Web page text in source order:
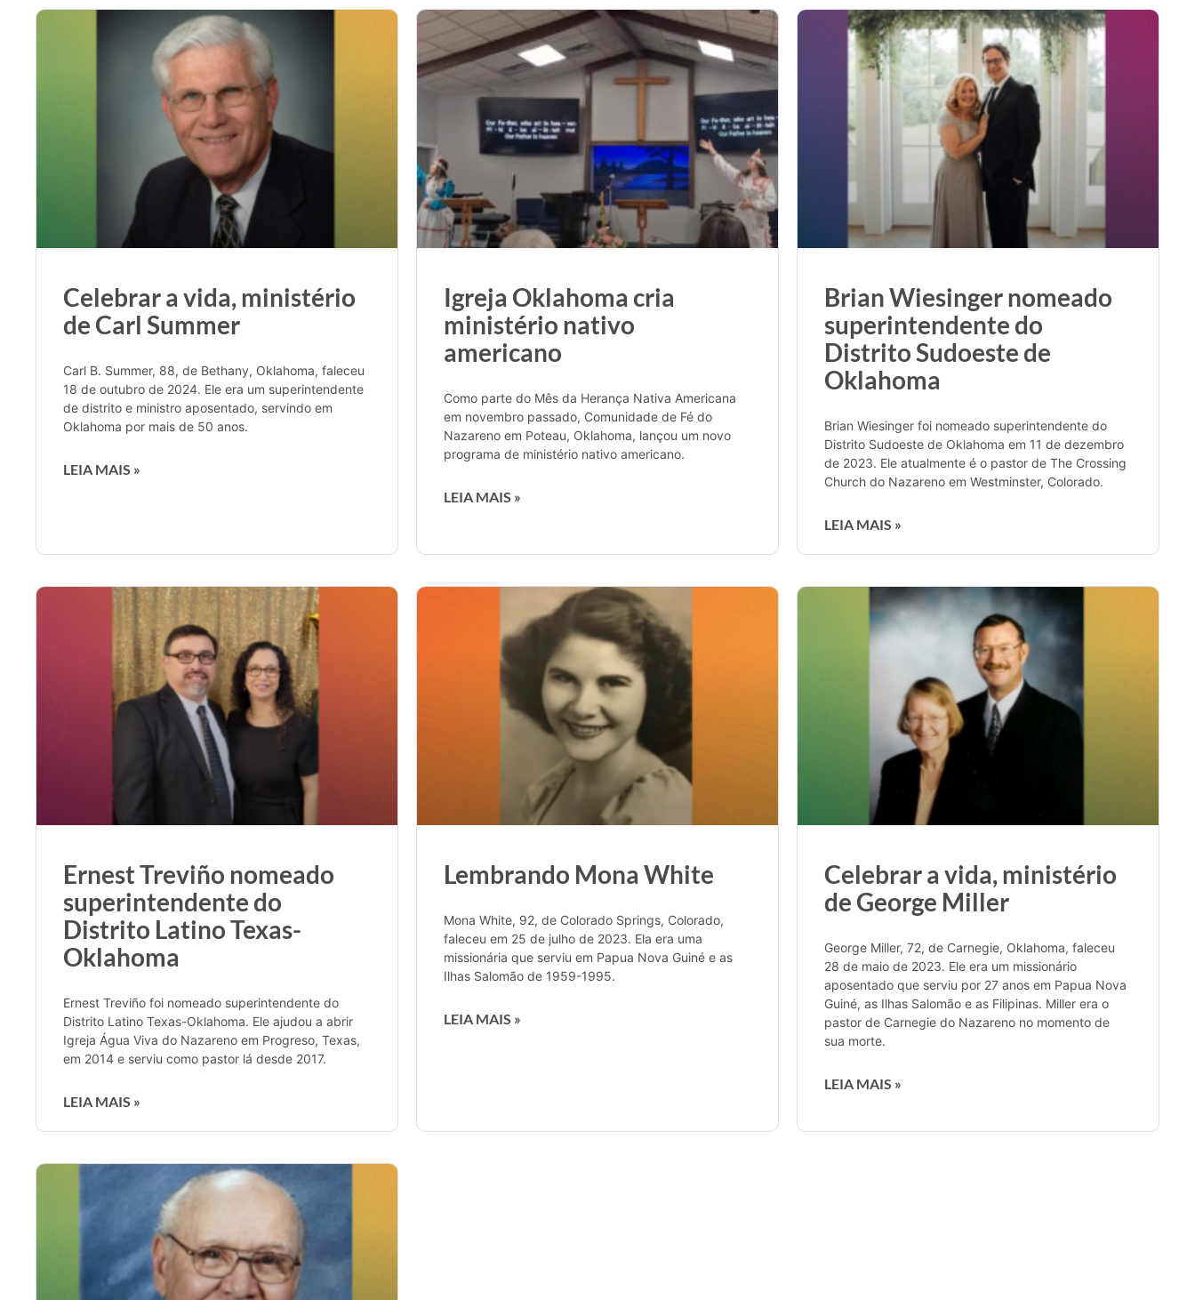
Celebrar a vida, ministério
de Carl Summer
Carl B. Summer, 88, de Bethany, Oklahoma, faleceu
18 de outubro de 2024. Ele era um superintendente
de distrito e ministro aposentado, servindo em
Oklahoma por mais de 50 anos.
LEIA MAIS »
Igreja Oklahoma cria
ministério nativo
americano
Como parte do Mês da Herança Nativa Americana
em novembro passado, Comunidade de Fé do
Nazareno em Poteau, Oklahoma, lançou um novo
programa de ministério nativo americano.
LEIA MAIS »
Brian Wiesinger nomeado
superintendente do
Distrito Sudoeste de
Oklahoma
Brian Wiesinger foi nomeado superintendente do
Distrito Sudoeste de Oklahoma em 11 de dezembro
de 2023. Ele atualmente é o pastor de The Crossing
Church do Nazareno em Westminster, Colorado.
LEIA MAIS »
Ernest Treviño nomeado
superintendente do
Distrito Latino Texas-
Oklahoma
Ernest Treviño foi nomeado superintendente do
Distrito Latino Texas-Oklahoma. Ele ajudou a abrir
Igreja Água Viva do Nazareno em Progreso, Texas,
em 2014 e serviu como pastor lá desde 2017.
LEIA MAIS »
Lembrando Mona White
Mona White, 92, de Colorado Springs, Colorado,
faleceu em 25 de julho de 2023. Ela era uma
missionária que serviu em Papua Nova Guiné e as
Ilhas Salomão de 1959-1995.
LEIA MAIS »
Celebrar a vida, ministério
de George Miller
George Miller, 72, de Carnegie, Oklahoma, faleceu
28 de maio de 2023. Ele era um missionário
aposentado que serviu por 27 anos em Papua Nova
Guiné, as Ilhas Salomão e as Filipinas. Miller era o
pastor de Carnegie do Nazareno no momento de
sua morte.
LEIA MAIS »